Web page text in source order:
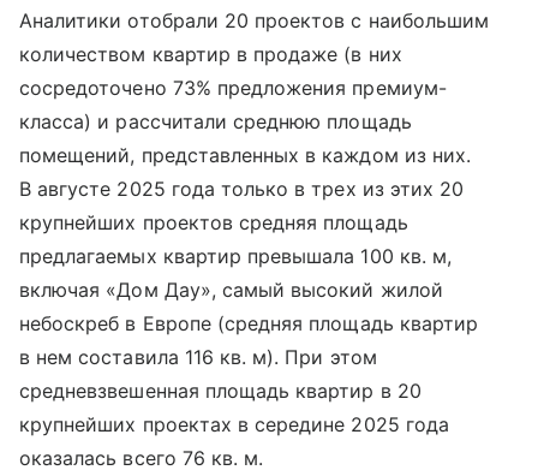
Аналитики отобрали 20 проектов с наибольшим
количеством квартир в продаже (в них
сосредоточено 73% предложения премиум-
класса) и рассчитали среднюю площадь
помещений, представленных в каждом из них.
В августе 2025 года только в трех из этих 20
крупнейших проектов средняя площадь
предлагаемых квартир превышала 100 кв. м,
включая «Дом Дау», самый высокий жилой
небоскреб в Европе (средняя площадь квартир
в нем составила 116 кв. м). При этом
средневзвешенная площадь квартир в 20
крупнейших проектах в середине 2025 года
оказалась всего 76 кв. м.